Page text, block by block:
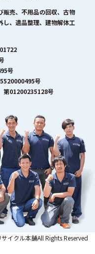
販売、不用品の回収、古物
し、遺品整理、建物解体工
号
号
第01200235128号
イクル本舗All Rights Reserved